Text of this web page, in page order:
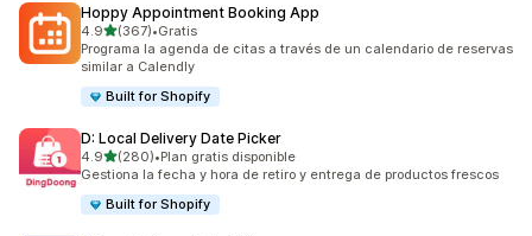
Hoppy Appointment Booking App
4.9de 5 estrellas
(367)
367 reseñas en total
•Gratis
Programa la agenda de citas a través de un calendario de reservas
similar a Calendly
Built for Shopify
D: Local Delivery Date Picker
4.9de 5 estrellas
(280)
280 reseñas en total
•Plan gratis disponible
Gestiona la fecha y hora de retiro y entrega de productos frescos
Built for Shopify